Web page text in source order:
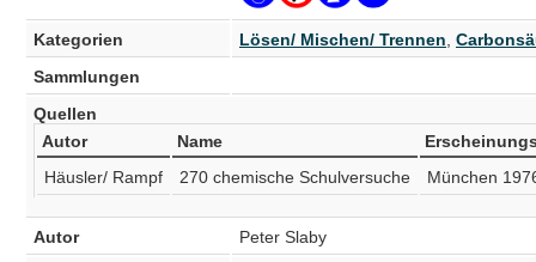
Kategorien Lösen/ Mischen/ Trennen
Sammlungen
Quellen
Autor
Name
Häusler/ Rampf
270 chemische Schulversuche München
Autor
Peter Slaby